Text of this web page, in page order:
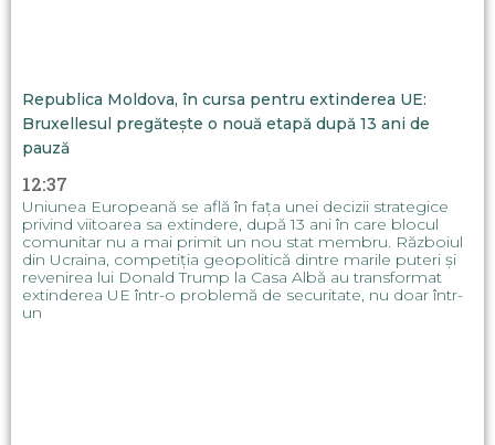
Republica Moldova, în cursa pentru extinderea UE:
Bruxellesul pregătește o nouă etapă după 13 ani de
pauză
12:37
Uniunea Europeană se află în fața unei decizii strategice
privind viitoarea sa extindere, după 13 ani în care blocul
comunitar nu a mai primit un nou stat membru. Războiul
din Ucraina, competiția geopolitică dintre marile puteri și
revenirea lui Donald Trump la Casa Albă au transformat
extinderea UE într-o problemă de securitate, nu doar într-
un